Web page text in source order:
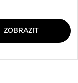
ZOBRAZIT